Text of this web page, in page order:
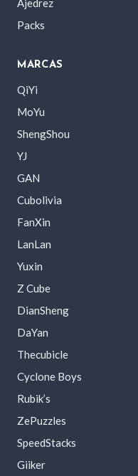
Ajedrez
Packs
MARCAS
QiYi
MoYu
ShengShou
YJ
GAN
Cubolivia
FanXin
LanLan
Yuxin
Z Cube
DianSheng
DaYan
Thecubicle
Cyclone Boys
Rubik’s
ZePuzzles
SpeedStacks
Giiker